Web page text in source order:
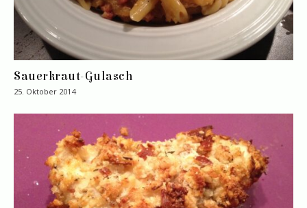
Sauerkraut-Gulasch
25. Oktober 2014